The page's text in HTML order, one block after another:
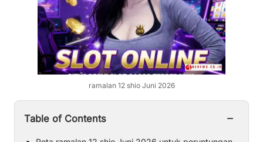
ramalan 12 shio Juni 2026
Table of Contents −